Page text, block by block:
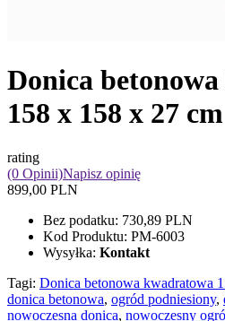
Donica
158 x 158 x 27
rating
(0 Opinii)Napisz opinię
899,00 PLN
Bez podatku: 730,89 PLN
Kod Produktu: PM-6003
Wysyłka: Kontakt
Tagi: Donica betonowa kwadratowa
donica betonowa, ogród podniesiony,
nowoczesna donica, nowoczesny